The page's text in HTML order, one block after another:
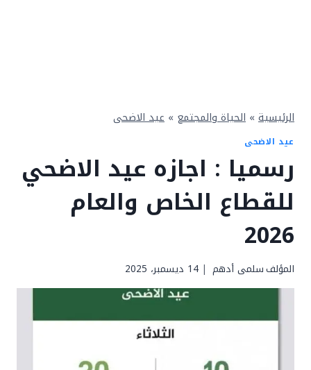
الرئيسية » الحياة والمجتمع » عيد الاضحى
عيد الاضحى
رسميا : اجازه عيد الاضحي
للقطاع الخاص والعام
2026
المؤلفسلمى أدهم 14 ديسمبر، 2025